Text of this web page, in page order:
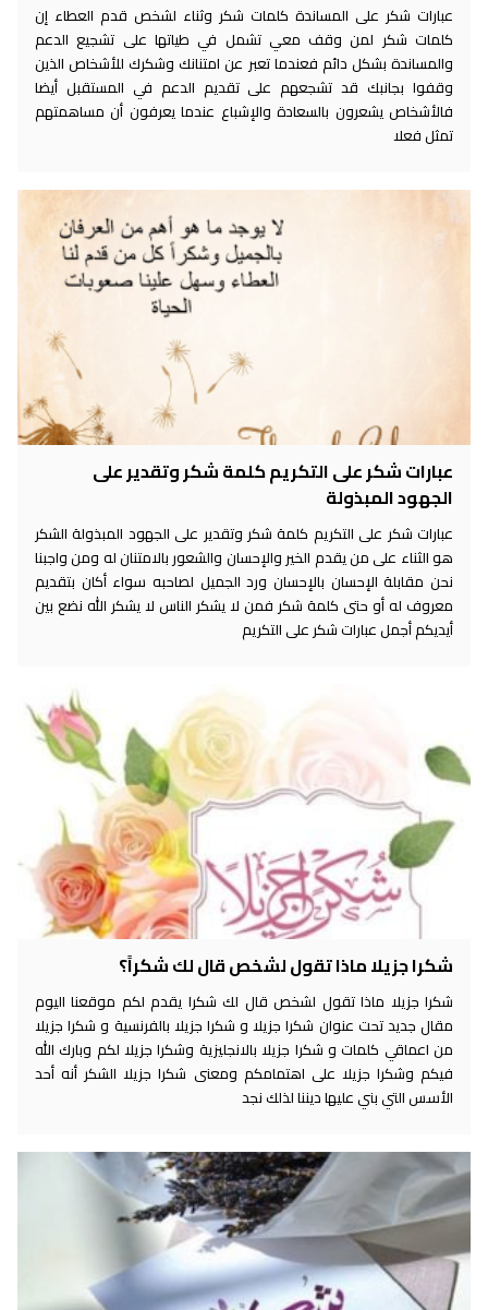
عبارات شكر على المساندة كلمات شكر وثناء لشخص قدم العطاء إن
كلمات شكر لمن وقف معي تشمل في طياتها على تشجيع الدعم
والمساندة بشكل دائم فعندما تعبر عن امتنانك وشكرك للأشخاص الذين
وقفوا بجانبك قد تشجعهم على تقديم الدعم في المستقبل أيضا
فالأشخاص يشعرون بالسعادة والإشباع عندما يعرفون أن مساهمتهم
تمثل فعلا
عبارات شكر على التكريم كلمة شكر وتقدير على
الجهود المبذولة
عبارات شكر على التكريم كلمة شكر وتقدير على الجهود المبذولة الشكر
هو الثناء على من يقدم الخير والإحسان والشعور بالامتنان له ومن واجبنا
نحن مقابلة الإحسان بالإحسان ورد الجميل لصاحبه سواء أكان بتقديم
معروف له أو حتى كلمة شكر فمن لا يشكر الناس لا يشكر الله نضع بين
أيديكم أجمل عبارات شكر على التكريم
شكرا جزيلا ماذا تقول لشخص قال لك شكراً؟
شكرا جزيلا ماذا تقول لشخص قال لك شكرا يقدم لكم موقعنا اليوم
مقال جديد تحت عنوان شكرا جزيلا و شكرا جزيلا بالفرنسية و شكرا جزيلا
من اعماقي كلمات و شكرا جزيلا بالانجليزية وشكرا جزيلا لكم وبارك الله
فيكم وشكرا جزيلا على اهتمامكم ومعنى شكرا جزيلا الشكر أنه أحد
الأسس التي بني عليها ديننا لذلك نجد